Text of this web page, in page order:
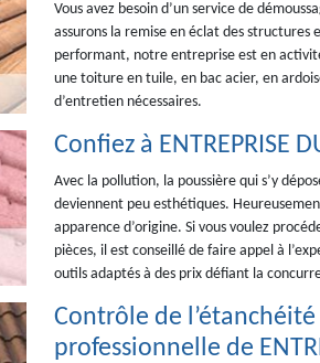
Vous avez besoin d’un service de
assurons la remise en éclat des
performant, notre entreprise est en
une toiture en tuile, en bac acier, en
d’entretien nécessaires.
Confiez à ENTREPRISE
Avec la pollution, la poussière qui s’y
deviennent peu esthétiques.
apparence d’origine. Si vous voulez
pièces, il est conseillé de faire appel à
outils adaptés à des prix défiant la
Contrôle de l’étanchéité
professionnelle de